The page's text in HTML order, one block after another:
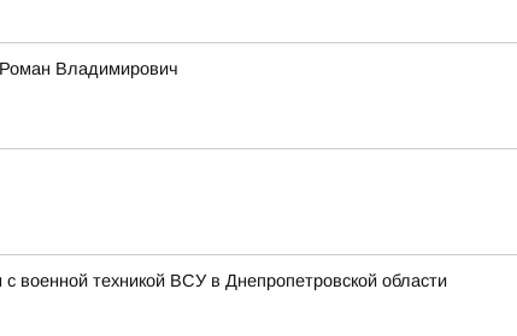
Владимирович
военной техникой ВСУ в Днепропетровской области